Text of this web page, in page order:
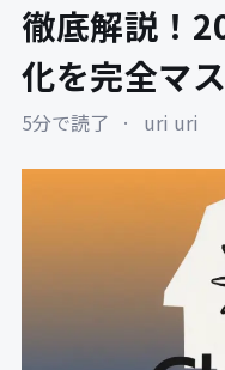
徹底解説！
化を完全マ
5分で読了 · uri uri